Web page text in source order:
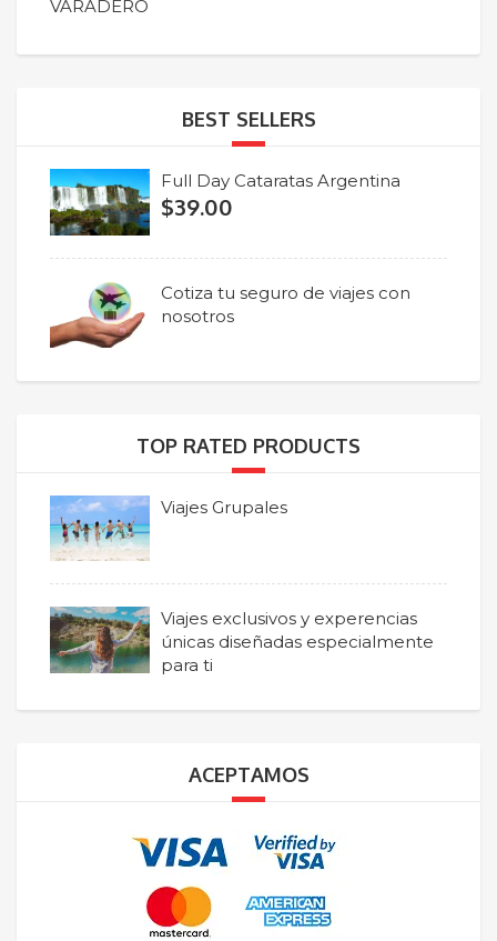
VARADERO
BEST SELLERS
Full Day Cataratas Argentina
$39.00
Cotiza tu seguro de viajes con
nosotros
TOP RATED PRODUCTS
Viajes Grupales
Viajes exclusivos y experencias
únicas diseñadas especialmente
para ti
ACEPTAMOS